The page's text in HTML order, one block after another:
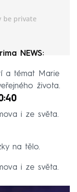
NEWS:
a témat Marie
života.
i ze světa.
na tělo.
i ze světa.